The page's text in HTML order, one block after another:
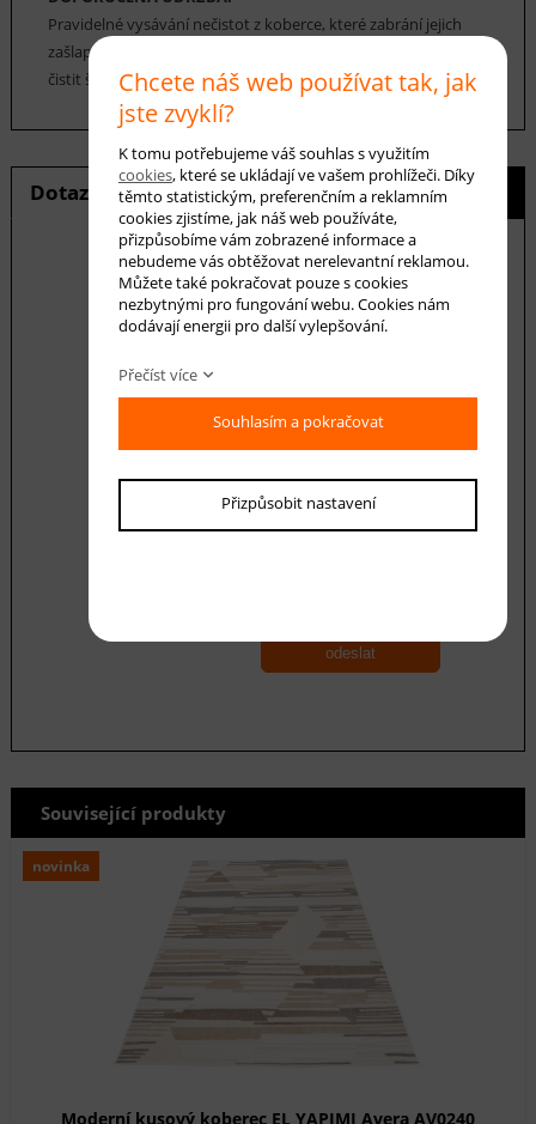
Pravidelné vysávání nečistot z koberce, které zabrání jejich
zašlapání do koberce. Cca jednou za 12-18 měsíců je možné
čistit šamponováním.
Dotaz na produkt Hlídání ceny
E-mail *
Váš dotaz
odeslat
Související produkty
novinka
Moderní kusový koberec EL YAPIMI Avera AV0240
Chcete náš web používat tak, jak
jste zvyklí?
K tomu potřebujeme váš souhlas s využitím
cookies, které se ukládají ve vašem prohlížeči. Díky
těmto statistickým, preferenčním a reklamním
cookies zjistíme, jak náš web používáte,
přizpůsobíme vám zobrazené informace a
nebudeme vás obtěžovat nerelevantní reklamou.
Můžete také pokračovat pouze s cookies
nezbytnými pro fungování webu. Cookies nám
dodávají energii pro další vylepšování.
Přečíst více
Souhlasím a pokračovat
Přizpůsobit nastavení